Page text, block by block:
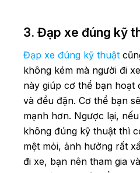
3. Đạp xe đúng kỹ
Đạp xe đúng kỹ thuật
không kém mà người đi
này giúp cơ thể bạn
và đều đặn. Cơ thể bạn
mạnh hơn. Ngược lại,
không đúng kỹ thuật thì
mệt mỏi, ảnh hưởng rất
đi xe, bạn nên tham gia